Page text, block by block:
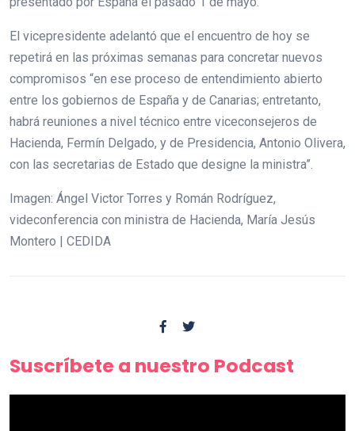
El vicepresidente adelantó que el encuentro de hoy se
repetirá en las próximas semanas para concretar nuevos
compromisos “en ese proceso de entendimiento abierto
entre los gobiernos de España y de Canarias; entretanto,
habrá reuniones a nivel técnico entre viceconsejeros de
Hacienda, Fermín Delgado, y de Presidencia, Antonio Olivera,
con las secretarias de Estado que designe la ministra”.
Imagen: Ángel Victor Torres y Román Rodríguez,
videconferencia con ministra de Hacienda, María Jesús
Montero | CEDIDA
Suscríbete a nuestro Podcast